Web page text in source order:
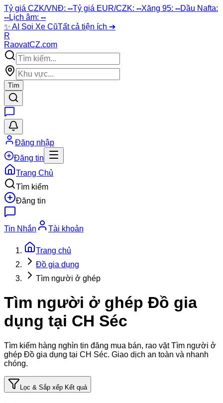
Tỷ giá CZK/VNĐ: --Tỷ giá EUR/CZK: --Xăng 95: --Dầu Nafta:
--Lịch âm: --
✨ AI Soi Xe CũTất cả tiện ích ➔
R
RaovatCZ.com
Tìm
Đăng nhập
Đăng tin
Trang Chủ
Tìm kiếm
Đăng tin
Tin Nhắn Tài khoản
Trang chủ
Đồ gia dụng
Tìm người ở ghép
Tìm người ở ghép Đồ gia
dụng tại CH Séc
Tìm kiếm hàng nghìn tin đăng mua bán, rao vặtTìm người ở
ghép Đồ gia dụng tại CH Séc. Giao dịch an toàn và nhanh
chóng.
Lọc & Sắp xếp Kết quả